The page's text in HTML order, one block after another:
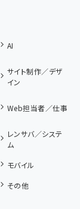
AI
サイト制作／デザ
イン
Web担当者／仕事
レンサバ／システ
ム
モバイル
その他